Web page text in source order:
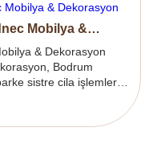
Mobilya &
& Dekorasyon
Bodrum
sistre cila işlemleri,